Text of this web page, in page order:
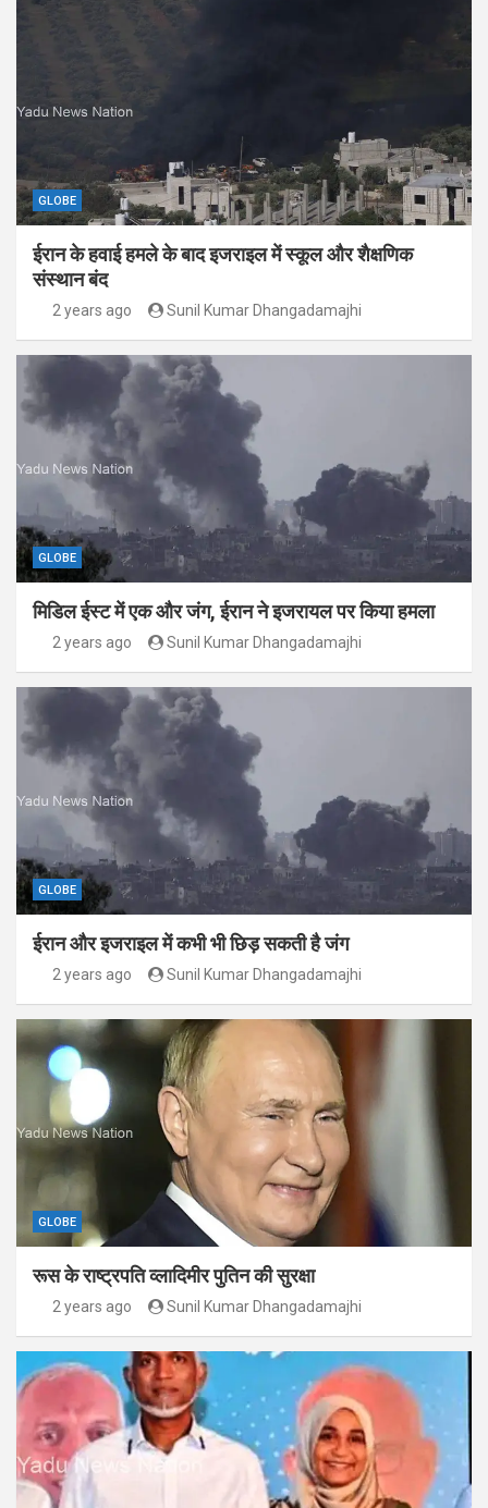
GLOBE
ईरान के हवाई हमले के बाद इजराइल में स्कूल और शैक्षणिक
संस्थान बंद
2 years ago Sunil Kumar Dhangadamajhi
GLOBE
मिडिल ईस्ट में एक और जंग, ईरान ने इजरायल पर किया हमला
2 years ago Sunil Kumar Dhangadamajhi
GLOBE
ईरान और इजराइल में कभी भी छिड़ सकती है जंग
2 years ago Sunil Kumar Dhangadamajhi
GLOBE
रूस के राष्ट्रपति व्लादिमीर पुतिन की सुरक्षा
2 years ago Sunil Kumar Dhangadamajhi